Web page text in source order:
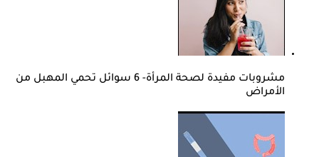
مشروبات مفيدة لصحة المرأة- 6 سوائل تحمي المهبل من
الأمراض